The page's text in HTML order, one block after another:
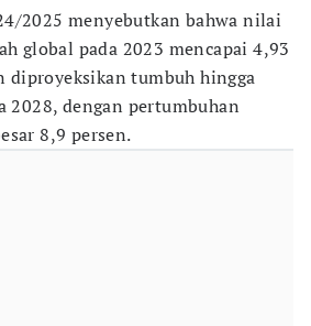
2025 menyebutkan bahwa nilai
global pada 2023 mencapai 4,93
tumbuh hingga
2028, dengan pertumbuhan
8,9 persen.